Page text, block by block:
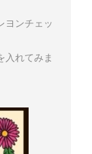
ヨンチェッ
入れてみま